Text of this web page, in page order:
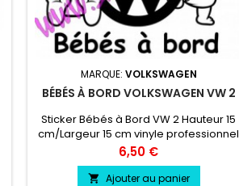
MARQUE: VOLKSWAGEN
BÉBÉS À BORD VOLKSWAGEN VW 2
Sticker Bébés à Bord VW 2 Hauteur 15
cm/Largeur 15 cm vinyle professionnel
très résistant résiste a l'eau, essence,
chaleur, froid.
Prix
6,50 €
 Ajouter au panier